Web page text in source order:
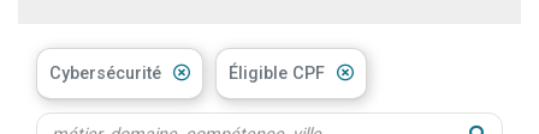
Cybersécurité Éligible CPF